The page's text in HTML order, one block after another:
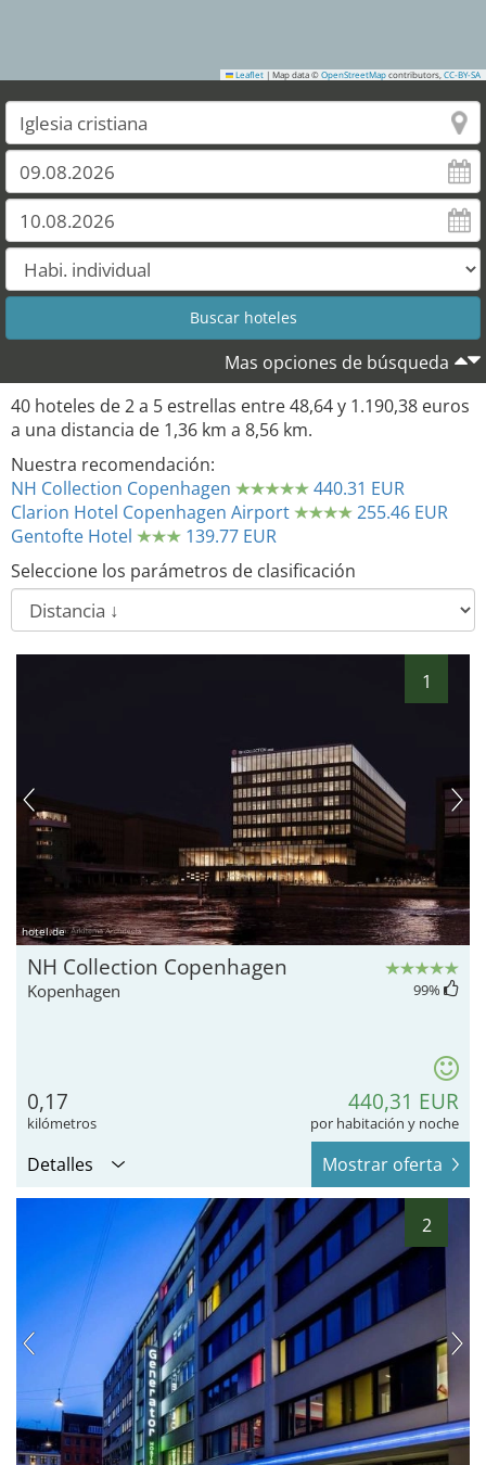
37
38
Leaflet | Map data © OpenStreetMap contributors, CC-BY-SA
Mas opciones de búsqueda
40 hoteles de2a 5 estrellas entre48,64y 1.190,38 euros
a una distancia de 1,36 km a 8,56 km.
Nuestra recomendación:
NH Collection Copenhagen
440.31 EUR
Clarion Hotel Copenhagen Airport
255.46 EUR
Gentofte Hotel
139.77 EUR
Seleccione los parámetros de clasificación
1
hotel.de
NH Collection Copenhagen
Kopenhagen 99%
0,17
kilómetros
440,31 EUR
por habitación y noche
Detalles Mostrar oferta
2